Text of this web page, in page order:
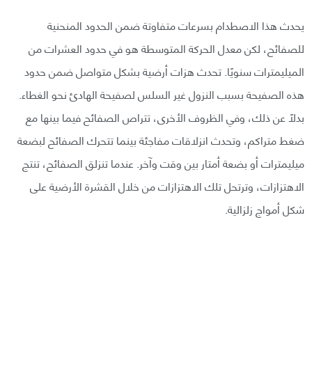
يحدث هذا الاصطدام بسرعات متفاوتة ضمن الحدود المنحنية
للصفائح، لكن معدل الحركة المتوسطة هو في حدود العشرات من
الميليمترات سنويًا. تحدث هزات أرضية بشكل متواصل ضمن حدود
هذه الصفيحة بسبب النزول غير السلس لصفيحة الهادئ نحو الغطاء.
بدلًا عن ذلك، وفي الظروف الأخرى، تتراص الصفائح فيما بينها مع
ضغط متراكم، وتحدث انزلاقات مفاجئة بينما تتحرك الصفائح لبضعة
ميليمترات أو بضعة أمتار بين وقت وآخر. عندما تنزلق الصفائح، تنتج
الاهتزازات، وترتحل تلك الاهتزازات من خلال القشرة الأرضية على
شكل أمواج زلزالية.